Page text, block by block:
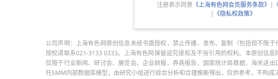
注册表示同意 《上海有色网会员服务条款》 |
| 《隐私权政策》
公司声明：上海有色网原创信息未经书面授权，禁止传播、发布、复制（包括但不限于
授权请联系021-3133 0333。上海有色网保留追究侵权及不当引用的权利。本原创信
仅限于行业新闻、研讨会、展览会、企业财报、券商报告、国家统计局数据、海关进
托SMM内部数据库模型，由研究小组进行综合分析和合理推断得出，仅供参考，不构成